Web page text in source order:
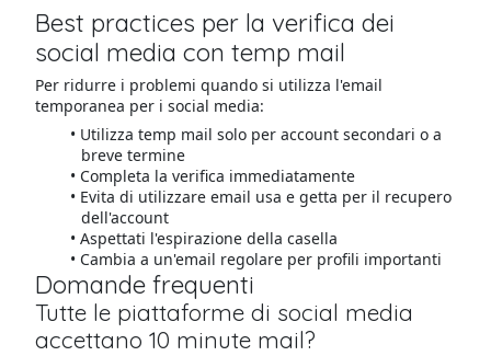
Best practices per la verifica dei
social media con temp mail
Per ridurre i problemi quando si utilizza l'email
temporanea per i social media:
Utilizza temp mail solo per account secondari o a
breve termine
Completa la verifica immediatamente
Evita di utilizzare email usa e getta per il recupero
dell'account
Aspettati l'espirazione della casella
Cambia a un'email regolare per profili importanti
Domande frequenti
Tutte le piattaforme di social media
accettano 10 minute mail?